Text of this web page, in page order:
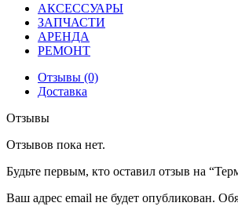
АКСЕССУАРЫ
ЗАПЧАСТИ
АРЕНДА
РЕМОНТ
Отзывы (0)
Доставка
Отзывы
Отзывов пока нет.
Будьте первым, кто оставил отзыв на
Ваш адрес email не будет опубликован.